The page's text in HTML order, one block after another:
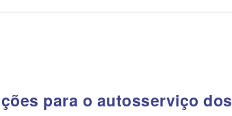
para o autosserviço dos